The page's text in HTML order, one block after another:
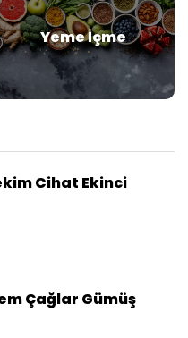
Yeme İçme
Cihat Ekinci
Çağlar Gümüş